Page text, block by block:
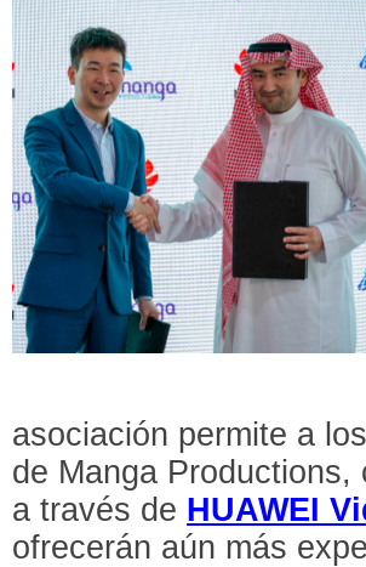
asociación permite a
de Manga
a través de HUAWEI
ofrecerán aún más